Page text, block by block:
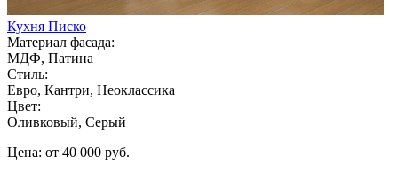
Кухня Писко
Материал фасада:
МДФ, Патина
Стиль:
Евро, Кантри, Неоклассика
Цвет:
Оливковый, Серый
Цена: от 40 000 руб.